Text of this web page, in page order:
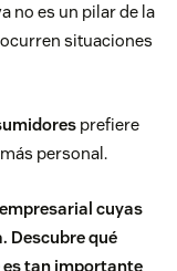
no es un pilar de la
situaciones
prefiere
personal.
cuyas
Descubre qué
es tan importante